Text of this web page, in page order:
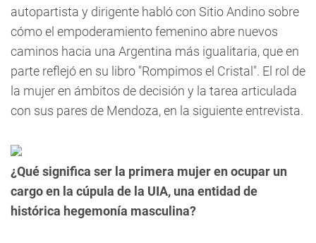
autopartista y dirigente habló con Sitio Andino sobre
cómo el empoderamiento femenino abre nuevos
caminos hacia una Argentina más igualitaria, que en
parte reflejó en su libro "Rompimos el Cristal". El rol de
la mujer en ámbitos de decisión y la tarea articulada
con sus pares de Mendoza, en la siguiente entrevista.
¿Qué significa ser la primera mujer en ocupar un
cargo en la cúpula de la UIA, una entidad de
histórica hegemonía masculina?